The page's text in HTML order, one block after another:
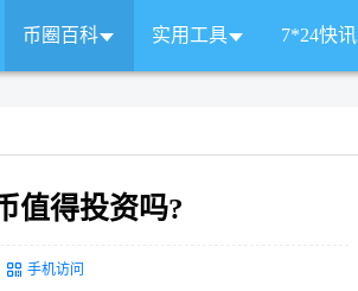
币圈百科 实用工具 7*24快讯
值得投资吗?
手机访问